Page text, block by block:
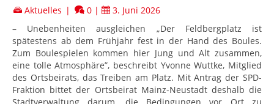
Aktuelles | 0 |
3. Juni 2026
– Unebenheiten ausgleichen „Der Feldbergplatz ist
spätestens ab dem Frühjahr fest in der Hand des Boules.
Zum Boulespielen kommen hier Jung und Alt zusammen,
eine tolle Atmosphäre”, beschreibt Yvonne Wuttke, Mitglied
des Ortsbeirats, das Treiben am Platz. Mit Antrag der SPD-
Fraktion bittet der Ortsbeirat Mainz-Neustadt deshalb die